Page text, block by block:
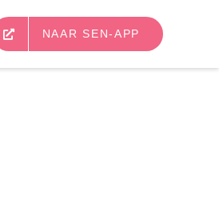
NAAR SEN-APP